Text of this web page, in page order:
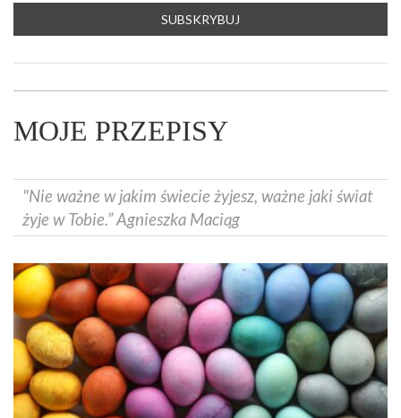
MOJE PRZEPISY
"Nie ważne w jakim świecie żyjesz, ważne jaki świat
żyje w Tobie.” Agnieszka Maciąg